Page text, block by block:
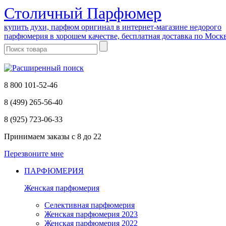
Cтоличный Парфюмер
купить духи, парфюм оригинал в интернет-магазине недорого
парфюмерия в хорошем качестве, бесплатная доставка по
8 800 101-52-46
8 (499) 265-56-40
8 (925) 723-06-33
Принимаем заказы с 8 до 22
Перезвоните мне
ПАРФЮМЕРИЯ
Женская парфюмерия
Селективная парфюмерия
Женская парфюмерия 2023
Женская парфюмерия 2022